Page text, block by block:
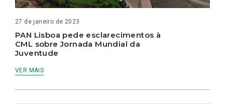
27 de janeiro de 2023
PAN Lisboa pede esclarecimentos à
CML sobre Jornada Mundial da
Juventude
VER MAIS